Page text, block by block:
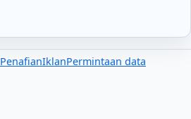
PenafianIklanPermintaan data